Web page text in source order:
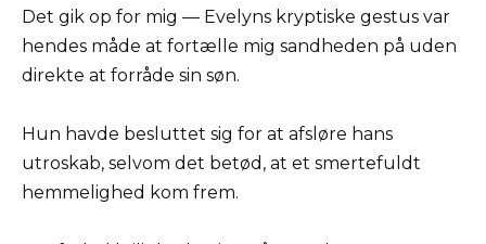
Det gik op for mig — Evelyns kryptiske gestus var
hendes måde at fortælle mig sandheden på uden
direkte at forråde sin søn.
Hun havde besluttet sig for at afsløre hans
utroskab, selvom det betød, at et smertefuldt
hemmelighed kom frem.